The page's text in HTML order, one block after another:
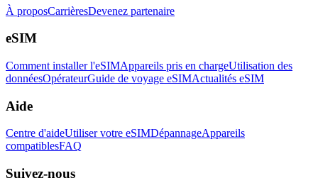
À proposCarrièresDevenez partenaire
eSIM
Comment installer l'eSIMAppareils pris en chargeUtilisation des
donnéesOpérateurGuide de voyage eSIMActualités eSIM
Aide
Centre d'aideUtiliser votre eSIMDépannageAppareils
compatiblesFAQ
Suivez-nous